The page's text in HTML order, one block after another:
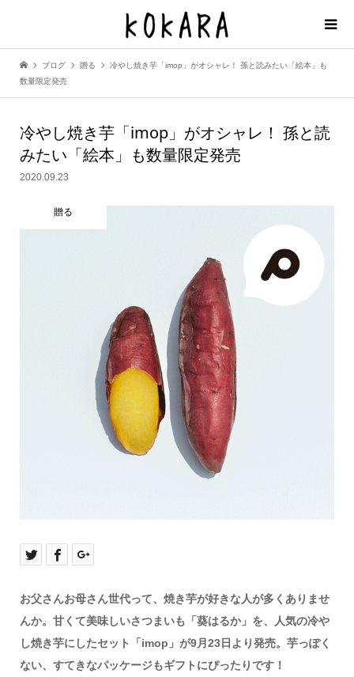
ブログ 贈る
冷やし焼き芋「imop」がオシャレ！ 孫と読みたい「絵本」も
数量限定発売
冷やし焼き芋「imop」がオシャレ！ 孫と読
みたい「絵本」も数量限定発売
2020.09.23
贈る
お父さんお母さん世代って、焼き芋が好きな人が多くありませ
んか。甘くて美味しいさつまいも「葵はるか」を、人気の冷や
し焼き芋にしたセット「imop」が9月23日より発売。芋っぽく
ない、すてきなパッケージもギフトにぴったりです！